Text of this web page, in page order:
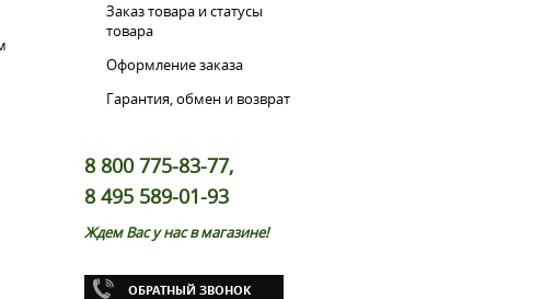
Заказ товара и статусы
товара
Оформление заказа
Гарантия, обмен и возврат
8 800 775-83-77,
8 495 589-01-93
Ждем Вас у нас в магазине!
ОБРАТНЫЙ ЗВОНОК